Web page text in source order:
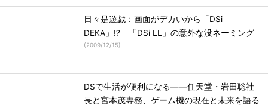
日々是遊戯：画面がデカいから「DSi
DEKA」!? 「DSi LL」の意外な没ネーミング
(2009/12/15)
DSで生活が便利になる――任天堂・岩田聡社
長と宮本茂専務、ゲーム機の現在と未来を語る